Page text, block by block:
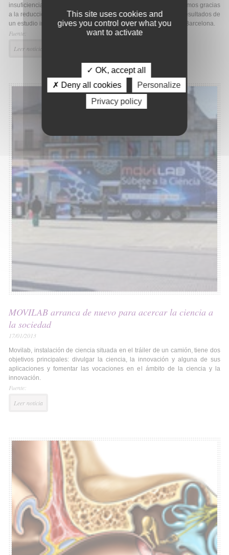
insuficiencia cardiaca, al mejorar la calidad de vida de los enfermos gracias
a la reducción de los síntomas de esta enfermedad, según los resultados de
un estudio internacional que ha liderado el Hospital del Mar de Barcelona.
Fuente:
Leer noticia
MOVILAB arranca de nuevo para acercar la ciencia a
la sociedad
17/01/2013
Movilab, instalación de ciencia situada en el tráiler de un camión, tiene dos
objetivos principales: divulgar la ciencia, la innovación y alguna de sus
aplicaciones y fomentar las vocaciones en el ámbito de la ciencia y la
innovación.
Fuente:
Leer noticia
This site uses cookies and
gives you control over what you
want to activate
✓ OK, accept all
✗ Deny all cookies
Personalize
Privacy policy